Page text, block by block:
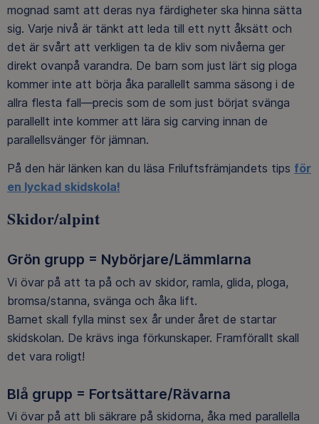
mognad samt att deras nya färdigheter ska hinna sätta
sig. Varje nivå är tänkt att leda till ett nytt åksätt och
det är svårt att verkligen ta de kliv som nivåerna ger
direkt ovanpå varandra. De barn som just lärt sig ploga
kommer inte att börja åka parallellt samma säsong i de
allra flesta fall—precis som de som just börjat svänga
parallellt inte kommer att lära sig carving innan de
parallellsvänger för jämnan.
På den här länken kan du läsa Friluftsfrämjandets tips för
en lyckad skidskola!
Skidor/alpint
Grön grupp = Nybörjare/Lämmlarna
Vi övar på att ta på och av skidor, ramla, glida, ploga,
bromsa/stanna, svänga och åka lift.
Barnet skall fylla minst sex år under året de startar
skidskolan. De krävs inga förkunskaper. Framförallt skall
det vara roligt!
Blå grupp = Fortsättare/Rävarna
Vi övar på att bli säkrare på skidorna, åka med parallella